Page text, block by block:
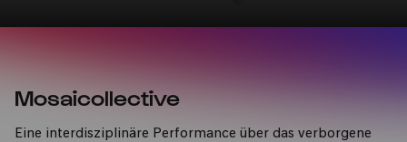
Mosaicollective
Eine interdisziplinäre Performance über das verborgene